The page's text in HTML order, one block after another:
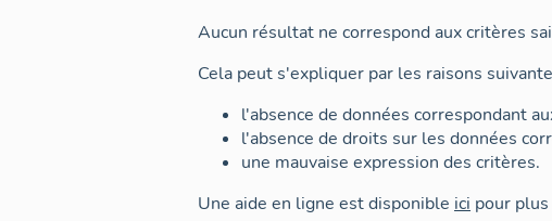
Aucun résultat ne correspond aux critères
Cela peut s'expliquer par les raisons
l'absence de données correspondant
l'absence de droits sur les données
une mauvaise expression des critères.
Une aide en ligne est disponible ici pour